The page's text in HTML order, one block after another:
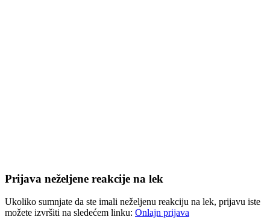
Prijava neželjene reakcije na lek
Ukoliko sumnjate da ste imali neželjenu reakciju na lek, prijavu iste
možete izvršiti na sledećem linku: Onlajn prijava